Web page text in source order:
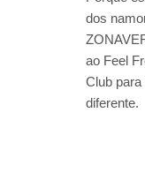
dos
ao Feel
Club
diferente.